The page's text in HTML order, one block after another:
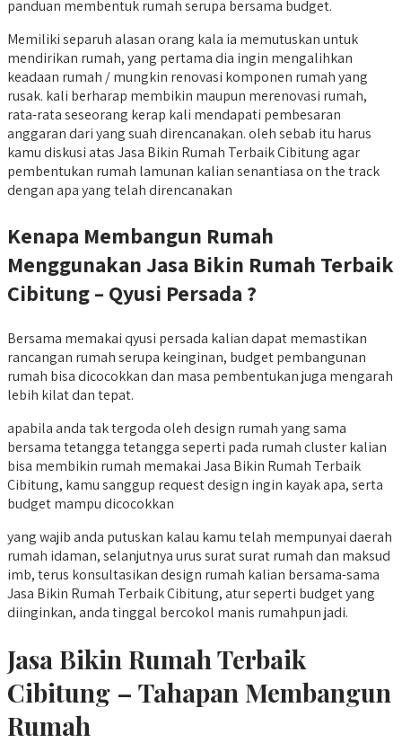
panduan membentuk rumah serupa bersama budget.
Memiliki separuh alasan orang kala ia memutuskan untuk
mendirikan rumah, yang pertama dia ingin mengalihkan
keadaan rumah / mungkin renovasi komponen rumah yang
rusak. kali berharap membikin maupun merenovasi rumah,
rata-rata seseorang kerap kali mendapati pembesaran
anggaran dari yang suah direncanakan. oleh sebab itu harus
kamu diskusi atas Jasa Bikin Rumah Terbaik Cibitung agar
pembentukan rumah lamunan kalian senantiasa on the track
dengan apa yang telah direncanakan
Kenapa Membangun Rumah
Menggunakan Jasa Bikin Rumah Terbaik
Cibitung – Qyusi Persada ?
Bersama memakai qyusi persada kalian dapat memastikan
rancangan rumah serupa keinginan, budget pembangunan
rumah bisa dicocokkan dan masa pembentukan juga mengarah
lebih kilat dan tepat.
apabila anda tak tergoda oleh design rumah yang sama
bersama tetangga tetangga seperti pada rumah cluster kalian
bisa membikin rumah memakai Jasa Bikin Rumah Terbaik
Cibitung, kamu sanggup request design ingin kayak apa, serta
budget mampu dicocokkan
yang wajib anda putuskan kalau kamu telah mempunyai daerah
rumah idaman, selanjutnya urus surat surat rumah dan maksud
imb, terus konsultasikan design rumah kalian bersama-sama
Jasa Bikin Rumah Terbaik Cibitung, atur seperti budget yang
diinginkan, anda tinggal bercokol manis rumahpun jadi.
Jasa Bikin Rumah Terbaik
Cibitung – Tahapan Membangun
Rumah